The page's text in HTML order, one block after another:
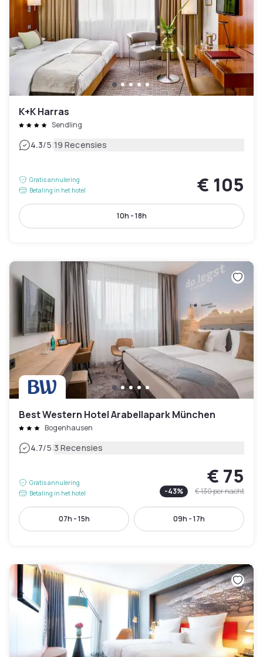
K+K Harras
Sendling
4.3/5|19 Recensies
Gratis annulering
Betaling in het hotel
€ 105
10h - 18h
Best Western Hotel Arabellapark München
Bogenhausen
4.7/5|3 Recensies
Gratis annulering
Betaling in het hotel
€ 75
-43% € 130per nacht
07h - 15h 09h - 17h